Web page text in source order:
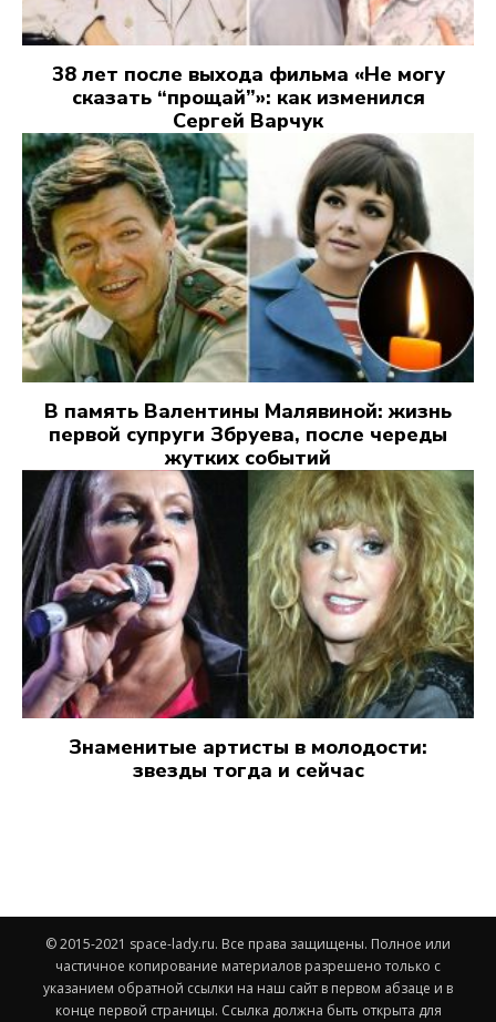
38 лет после выхода фильма «Не могу
сказать “прощай”»: как изменился
Сергей Варчук
В память Валентины Малявиной: жизнь
первой супруги Збруева, после череды
жутких событий
Знаменитые артисты в молодости:
звезды тогда и сейчас
© 2015-2021 space-lady.ru. Все права защищены. Полное или
частичное копирование материалов разрешено только с
указанием обратной ссылки на наш сайт в первом абзаце и в
конце первой страницы. Ссылка должна быть открыта для